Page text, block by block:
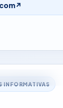
↗
INFORMATIVAS